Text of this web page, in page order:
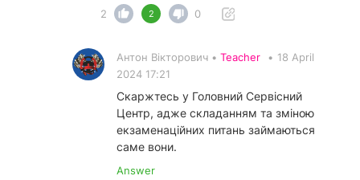
2
2 0
Антон Вікторович • Teacher • 18 April
2024 17:21
Скаржтесь у Головний Сервісний
Центр, адже складанням та зміною
екзаменаційних питань займаються
саме вони.
Answer